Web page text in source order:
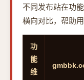
不同发布站在功
横向对比，帮助用
功
能
维